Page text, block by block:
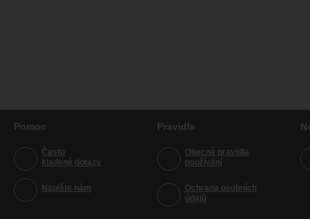
Pomoc
Často
kladené dotazy
Napište nám
Pravidla
Obecná pravidla
používání
Ochrana osobních
údajů